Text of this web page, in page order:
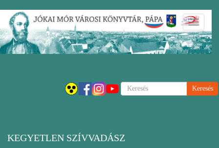
Ugrás
tartalomra
Keresés
KEGYETLEN SZÍVVADÁSZ